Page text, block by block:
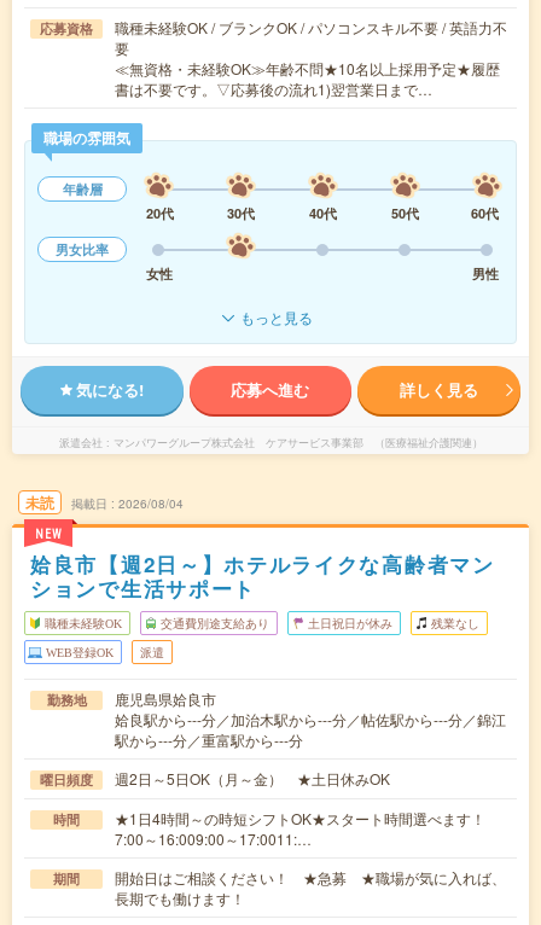
応募資格
職種未経験OK / ブランクOK / パソコンスキル不要 / 英語力不
要
≪無資格・未経験OK≫年齢不問★10名以上採用予定★履歴
書は不要です。▽応募後の流れ1)翌営業日まで…
職場の雰囲気
年齢層
20代
30代 40代 50代
60代
男女比率
女性
男性
もっと見る
気になる! 応募へ進む 詳しく見る
派遣会社 マンパワーグループ株式会社 ケアサービス事業部 （医療福祉介護関連）
未読
NEW
掲載日 2026/08/04
姶良市【週2日～】ホテルライクな高齢者マン
ションで生活サポート
職種未経験OK 交通費別途支給あり 土日祝日が休み 残業なし
WEB登録OK 派遣
勤務地
鹿児島県姶良市
姶良駅から---分／加治木駅から---分／帖佐駅から---分／錦江
駅から---分／重富駅から---分
曜日頻度 週2日～5日OK（月～金） ★土日休みOK
時間
★1日4時間～の時短シフトOK★スタート時間選べます！
7:00～16:009:00～17:0011:…
期間
開始日はご相談ください！ ★急募 ★職場が気に入れば、
長期でも働けます！